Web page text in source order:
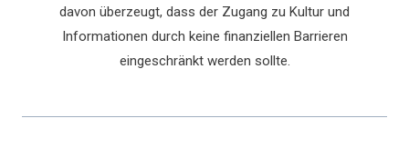
davon überzeugt, dass der Zugang zu Kultur und
Informationen durch keine finanziellen Barrieren
eingeschränkt werden sollte.